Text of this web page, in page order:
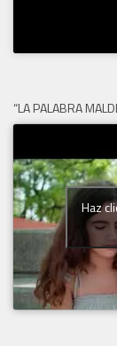
“LA PALABRA
Haz